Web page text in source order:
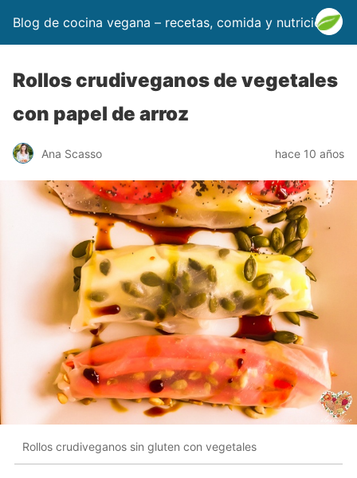
Blog de cocina vegana – recetas, comida y nutrición
Rollos crudiveganos de vegetales
con papel de arroz
Ana Scasso hace 10 años
Rollos crudiveganos sin gluten con vegetales